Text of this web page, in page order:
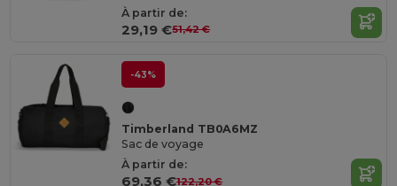
À partir de:
29,19 €51,42 €
-43%
Timberland TB0A6MZ
Sac de voyage
À partir de:
69,36 €122,20 €